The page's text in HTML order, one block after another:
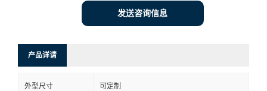
发送咨询信息
产品详请
外型尺寸 可定制